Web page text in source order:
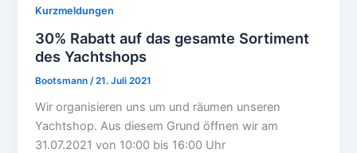
Kurzmeldungen
30% Rabatt auf das gesamte Sortiment
des Yachtshops
Bootsmann/21. Juli 2021
Wir organisieren uns um und räumen unseren
Yachtshop. Aus diesem Grund öffnen wir am
31.07.2021 von 10:00 bis 16:00 Uhr